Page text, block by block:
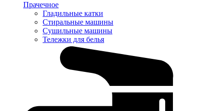
Прачечное
Гладильные катки
Стиральные машины
Сушильные машины
Тележки для белья